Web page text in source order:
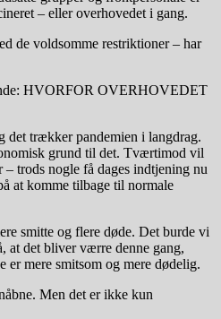
– eller overhovedet i gang.
de voldsomme restriktioner – har
HVORFOR OVERHOVEDET
det trækker pandemien i langdrag.
grund til det. Tværtimod vil
trods nogle få dages indtjening nu
at komme tilbage til normale
smitte og flere døde. Det burde vi
at det bliver værre denne gang,
er mere smitsom og mere dødelig.
Men det er ikke kun